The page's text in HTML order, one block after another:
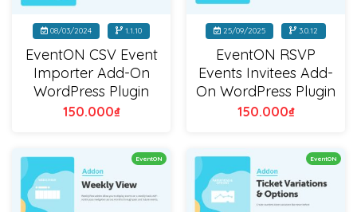
08/03/2024 1.1.10
EventON CSV Event
Importer Add-On
WordPress Plugin
150.000₫
25/09/2025 3.0.12
EventON RSVP
Events Invitees Add-
On WordPress Plugin
150.000₫
EventON EventON